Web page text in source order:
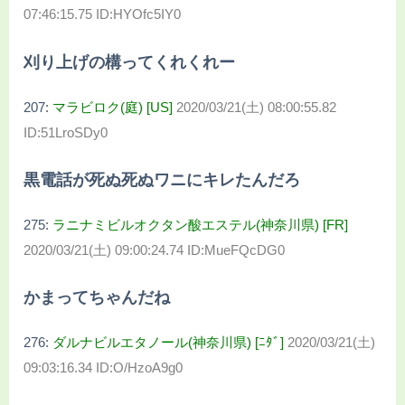
07:46:15.75 ID:HYOfc5IY0
刈り上げの構ってくれくれー
207: マラビロク(庭) [US] 2020/03/21(土) 08:00:55.82
ID:51LroSDy0
黒電話が死ぬ死ぬワニにキレたんだろ
275: ラニナミビルオクタン酸エステル(神奈川県) [FR]
2020/03/21(土) 09:00:24.74 ID:MueFQcDG0
かまってちゃんだね
276: ダルナビルエタノール(神奈川県) [ﾆﾀﾞ] 2020/03/21(土)
09:03:16.34 ID:O/HzoA9g0